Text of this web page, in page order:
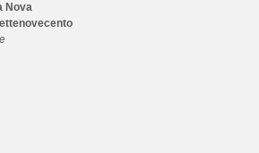
Nova